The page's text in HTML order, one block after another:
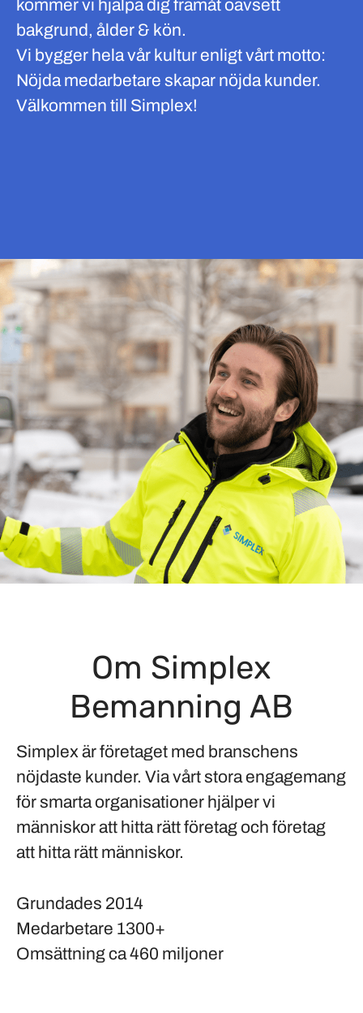
kommer vi hjälpa dig framåt oavsett
bakgrund, ålder & kön.
Vi bygger hela vår kultur enligt vårt motto:
Nöjda medarbetare skapar nöjda kunder.
Välkommen till Simplex!
Om Simplex
Bemanning AB
Simplex är företaget med branschens
nöjdaste kunder. Via vårt stora engagemang
för smarta organisationer hjälper vi
människor att hitta rätt företag och företag
att hitta rätt människor.
Grundades 2014
Medarbetare 1300+
Omsättningca 460 miljoner